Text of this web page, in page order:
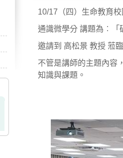
10/17（四）生命教育
通識微學分 講題為︰
邀請到 高松景 教授 蒞
不管是講師的主題內容
知識與課題。